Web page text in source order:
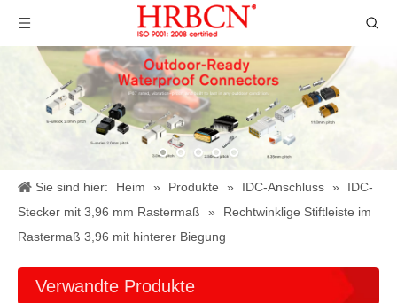
Sie sind hier: Heim » Produkte » IDC-Anschluss »
IDC-
Stecker mit 3,96 mm Rastermaß
»
Rechtwinklige Stiftleiste im
Rastermaß 3,96 mit hinterer Biegung
Verwandte Produkte